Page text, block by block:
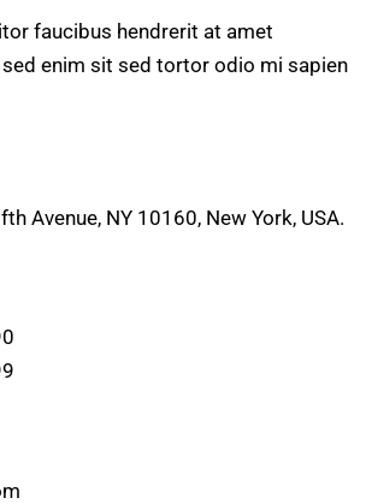
faucibus hendrerit at amet
enim sit sed tortor odio mi sapien
Avenue, NY 10160, New York, USA.